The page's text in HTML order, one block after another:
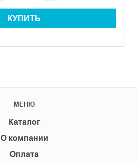
КУПИТЬ
МЕНЮ
Каталог
О компании
Оплата